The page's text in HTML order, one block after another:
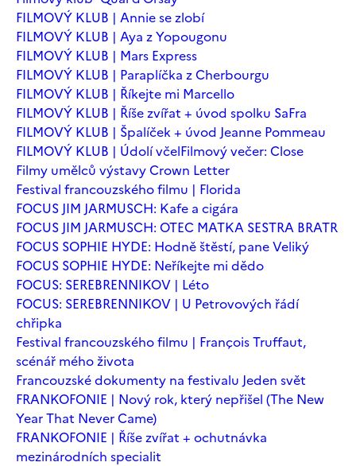
FILMOVÝ KLUB | Annie se zlobí
FILMOVÝ KLUB | Aya z Yopougonu
FILMOVÝ KLUB | Mars Express
FILMOVÝ KLUB | Paraplíčka z Cherbourgu
FILMOVÝ KLUB | Říkejte mi Marcello
FILMOVÝ KLUB | Říše zvířat + úvod spolku SaFra
FILMOVÝ KLUB | Špalíček + úvod Jeanne Pommeau
FILMOVÝ KLUB | Údolí včelFilmový večer: Close
Filmy umělců výstavy Crown Letter
Festival francouzského filmu | Florida
FOCUS JIM JARMUSCH: Kafe a cigára
FOCUS JIM JARMUSCH: OTEC MATKA SESTRA BRATR
FOCUS SOPHIE HYDE: Hodně štěstí, pane Veliký
FOCUS SOPHIE HYDE: Neříkejte mi dědo
FOCUS: SEREBRENNIKOV | Léto
FOCUS: SEREBRENNIKOV | U Petrovových řádí
chřipka
Festival francouzského filmu | François Truffaut,
scénář mého života
Francouzské dokumenty na festivalu Jeden svět
FRANKOFONIE | Nový rok, který nepřišel (The New
Year That Never Came)
FRANKOFONIE | Říše zvířat + ochutnávka
mezinárodních specialit